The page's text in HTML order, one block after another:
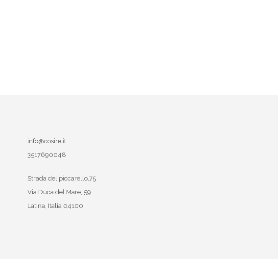
info@cosire.it
3517690048
Strada del piccarello,75
Via Duca del Mare, 59
Latina, Italia 04100